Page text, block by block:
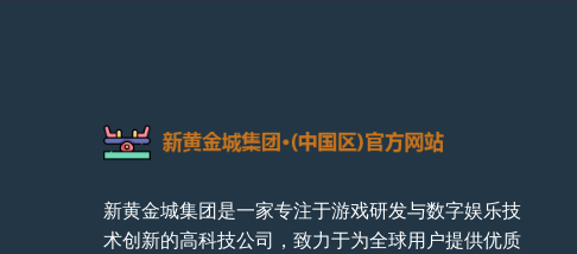
新黄金城集团是一家专注于游戏研发与数字娱乐技
术创新的高科技公司，致力于为全球用户提供优质